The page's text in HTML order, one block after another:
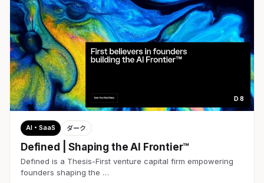
D 8
AI・SaaS ダーク
Defined | Shaping the AI Frontier™
Defined is a Thesis-First venture capital firm empowering
founders shaping the …